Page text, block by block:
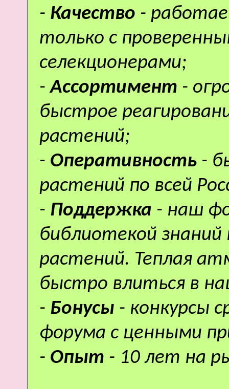
- Качество -
только с
селекционерами;
-Ассортимент -
быстрое
растений;
- Оперативность -
растений по всей
- Поддержка - наш
библиотекой
растений. Теплая
быстро влиться в
- Бонусы - конкурсы
форума с ценными
- Опыт - 10 лет на